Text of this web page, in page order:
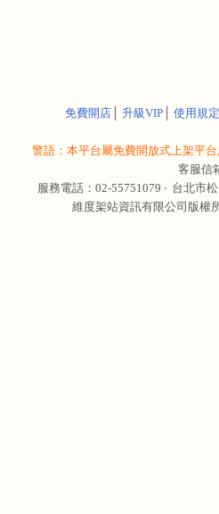
免費開店│ 升級VIP│ 使用規定
警語：本平台屬免費開放式上架平
客服信
服務電話：02-55751079 ‧ 台北市
維度架站資訊有限公司版權